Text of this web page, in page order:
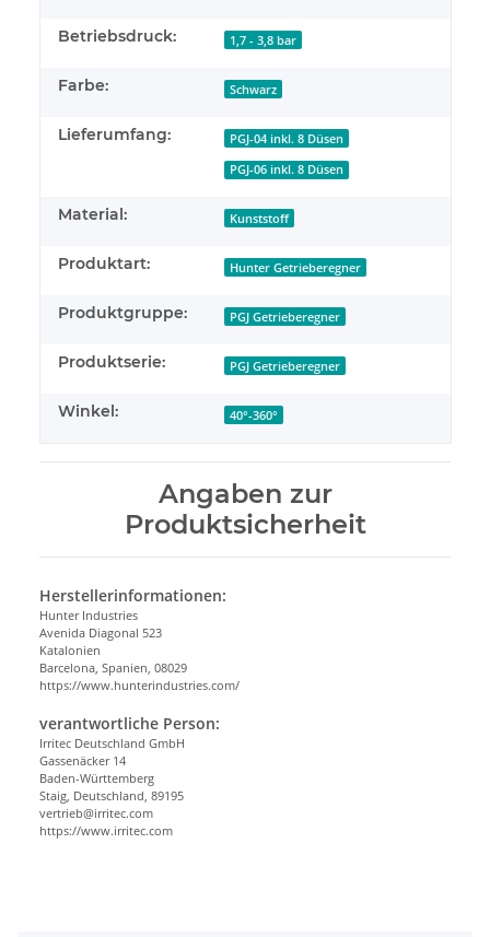
Betriebsdruck: 1,7 - 3,8 bar
Farbe: Schwarz
Lieferumfang: PGJ-04 inkl. 8 Düsen
PGJ-06 inkl. 8 Düsen
Material: Kunststoff
Produktart: Hunter Getrieberegner
Produktgruppe: PGJ Getrieberegner
Produktserie: PGJ Getrieberegner
Winkel: 40°-360°
Angaben zur
Produktsicherheit
Herstellerinformationen:
Hunter Industries
Avenida Diagonal 523
Katalonien
Barcelona, Spanien, 08029
https://www.hunterindustries.com/
verantwortliche Person:
Irritec Deutschland GmbH
Gassenäcker 14
Baden-Württemberg
Staig, Deutschland, 89195
vertrieb@irritec.com
https://www.irritec.com